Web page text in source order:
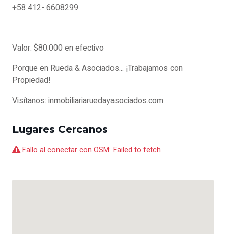
+58 412- 6608299
Valor: $80.000 en efectivo
Porque en Rueda & Asociados... ¡Trabajamos con
Propiedad!
Visítanos: inmobiliariaruedayasociados.com
Lugares Cercanos
Fallo al conectar con OSM: Failed to fetch